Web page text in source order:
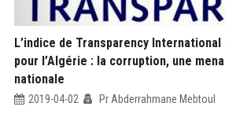
L’indice de Transparency International
pour l’Algérie : la corruption, une
nationale
2019-04-02 Pr Abderrahmane Mebtoul